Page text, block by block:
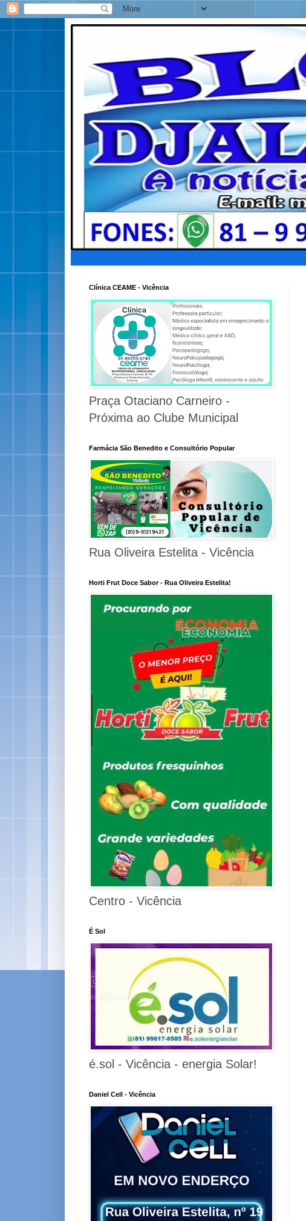
Clínica CEAME - Vicência
Praça Otaciano Carneiro -
Próxima ao Clube Municipal
Farmácia São Benedito e Consultório Popular
Rua Oliveira Estelita - Vicência
Horti Frut Doce Sabor - Rua Oliveira Estelita!
Centro - Vicência
É Sol
é.sol - Vicência - energia Solar!
Daniel Cell - Vicência